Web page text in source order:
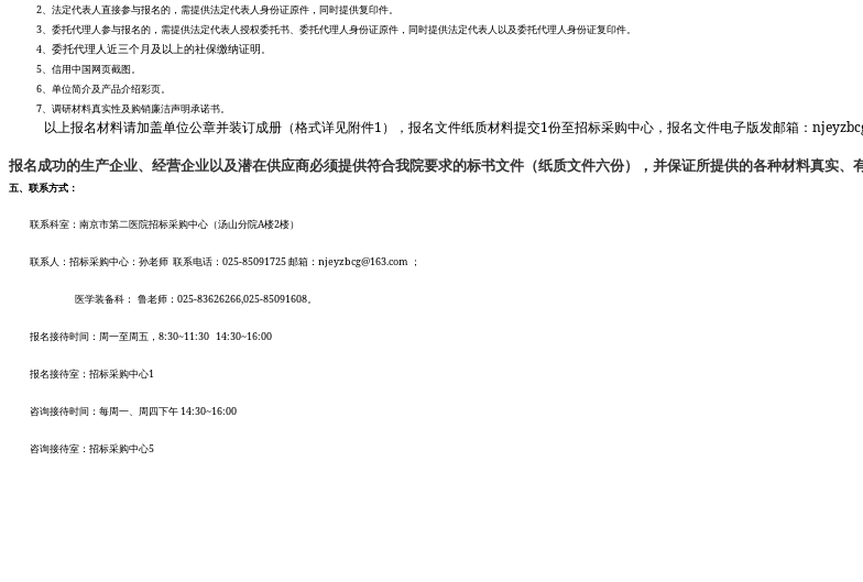
2 、法定代表人直接参与报名的，需提供法定代表人身份证原件，同时提供复印件。
3 、委托代理人参与报名的，需提供法定代表人授权委托书、委托代理人身份证原件，同时提供法定代表人以及委托代理人身份证复印件。
4 委托代理人近三个月及以上的社保缴纳证明
5 、信用中国网页截图。
6 、单位简介及产品介绍彩页。
7 、调研材料真实性及购销廉洁声明承诺书。
以上报名材料请加盖单位公章并装订成册（格式详见附件1 ），报名文件纸质材料提交1份至招标采购中心，报名文件电子版发邮箱：
报名成功的生产企业、经营企业以及潜在供应商必须提供符合我院要求的标书文件（纸质文件六份），并保证所提供的各种材料真实、
五、联系方式：
联系科室：南京市第二医院招标采购中心（汤山分院A楼2楼）
联系人：招标采购中心：孙老师 联系电话： 025-85091725 邮箱： njeyzbcg@163.com ；
医学装备科： 鲁老师： 025-83626266,025-85091608
报名接待时间：周一至周五， 8:30~11:30 14:30~16:00
报名接待室：招标采购中心1
咨询接待时间：每周一、周四下午 14:30~16:00
咨询接待室：招标采购中心5